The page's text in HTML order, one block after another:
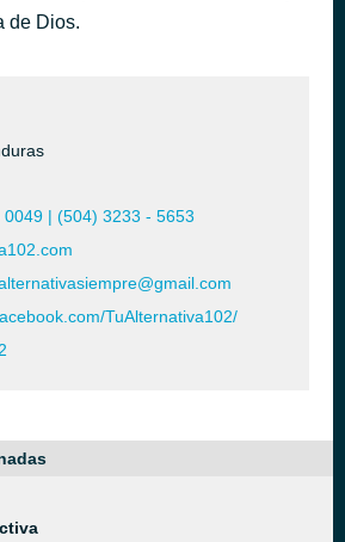
de Dios.
| (504) 3233 - 5653
TuAlternativa102/